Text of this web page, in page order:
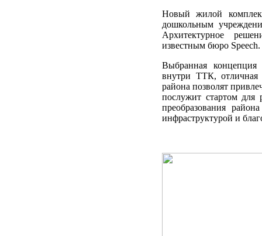
Новый жилой
дошкольным
Архитектурное
известным бюро Speech.
Выбранная концепция
внутри ТТК, отличная
района позволят
послужит стартом
преобразования
инфраструктурой и